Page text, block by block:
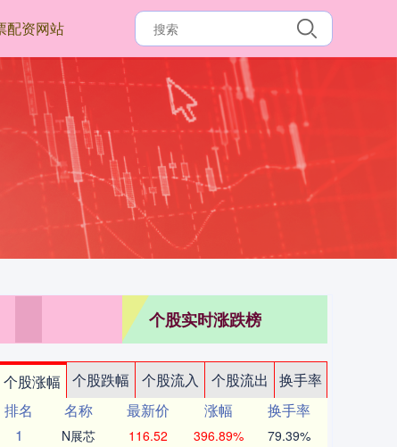
配资网站
个股实时涨跌榜
个股涨幅 个股跌幅 个股流入 个股流出
换手率
排名
名称 最新价 涨幅
换手率
1
N展芯 116.52 396.89% 79.39%